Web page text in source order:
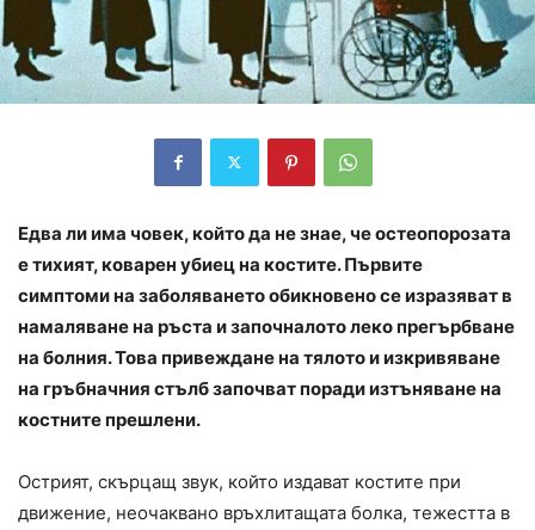
Едва ли има човек, който да не знае, че остеопорозата
е тихият, коварен убиец на костите. Първите
симптоми на заболяването обикновено се изразяват в
намаляване на ръста и започналото леко прегърбване
на болния. Това привеждане на тялото и изкривяване
на гръбначния стълб започват поради изтъняване на
костните прешлени.
Острият, скърцащ звук, който издават костите при
движение, неочаквано връхлитащата болка, тежестта в